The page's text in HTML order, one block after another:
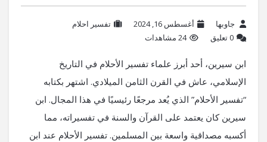
جاوبها أغسطس 16, 2024
تفسير احلام
‫0 تعليق
24 مشاهدات
ابن سيرين، أحد أبرز علماء تفسير الأحلام في التاريخ
الإسلامي، عاش في القرن الثامن الميلادي. اشتهر بكتابه
“تفسير الأحلام” الذي يُعد مرجعًا رئيسيًا في هذا المجال. ابن
سيرين كان يعتمد على القرآن والسنة في تفسيراته، مما
أكسبه مصداقية واسعة بين المسلمين. تفسير الأحلام عند ابن